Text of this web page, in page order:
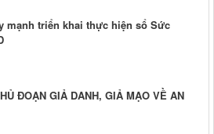
mạnh triển khai thực hiện sổ Sức
ĐOẠN GIẢ DANH, GIẢ MẠO VỀ AN